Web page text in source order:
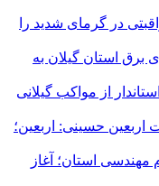
خودمراقبتی در گرمای شدید را
برق استان گیلان به
از مواکب گیلانی
اربعین حسینی: اربعین؛
مهندسی استان؛ آغاز